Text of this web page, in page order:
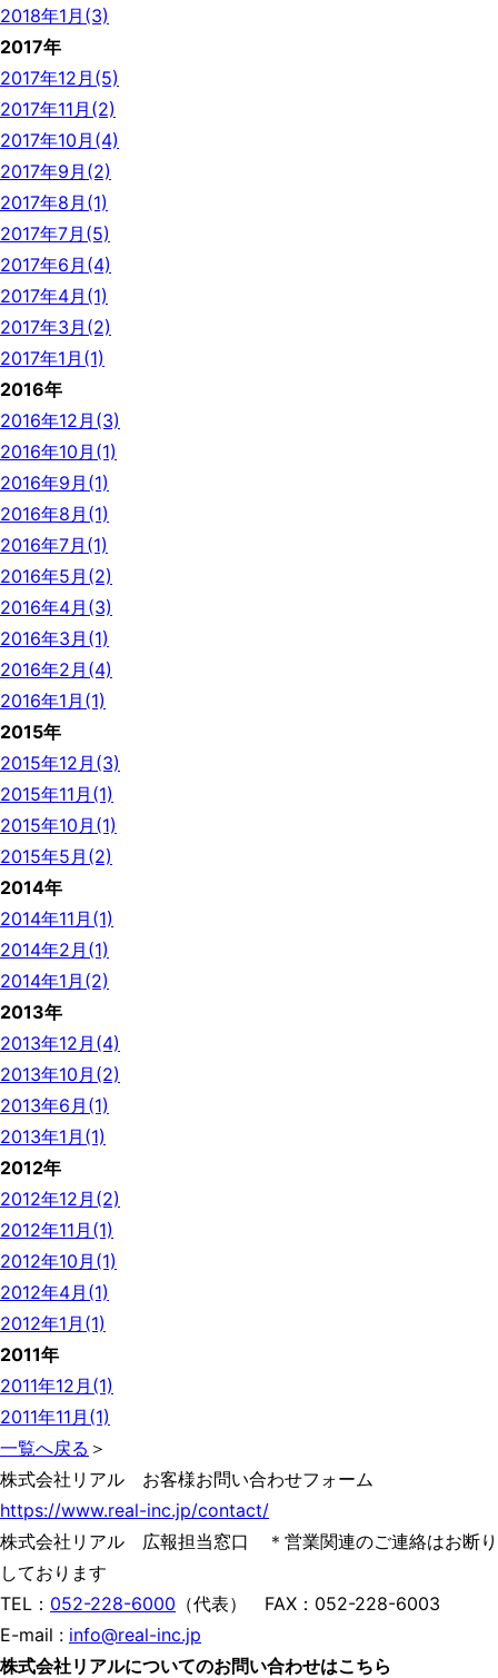
2018年1月(3)
2017年
2017年12月(5)
2017年11月(2)
2017年10月(4)
2017年9月(2)
2017年8月(1)
2017年7月(5)
2017年6月(4)
2017年4月(1)
2017年3月(2)
2017年1月(1)
2016年
2016年12月(3)
2016年10月(1)
2016年9月(1)
2016年8月(1)
2016年7月(1)
2016年5月(2)
2016年4月(3)
2016年3月(1)
2016年2月(4)
2016年1月(1)
2015年
2015年12月(3)
2015年11月(1)
2015年10月(1)
2015年5月(2)
2014年
2014年11月(1)
2014年2月(1)
2014年1月(2)
2013年
2013年12月(4)
2013年10月(2)
2013年6月(1)
2013年1月(1)
2012年
2012年12月(2)
2012年11月(1)
2012年10月(1)
2012年4月(1)
2012年1月(1)
2011年
2011年12月(1)
2011年11月(1)
一覧へ戻る ＞
株式会社リアル お客様お問い合わせフォーム
https://www.real-inc.jp/contact/
株式会社リアル 広報担当窓口 ＊営業関連のご連絡はお断り
しております
TEL： 052-228-6000 （代表） FAX：052-228-6003
E-mail : info@real-inc.jp
株式会社リアルについてのお問い合わせはこちら